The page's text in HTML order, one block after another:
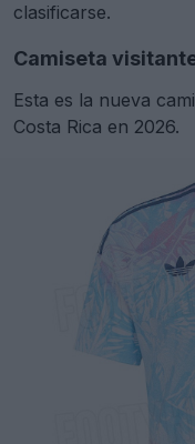
clasificarse.
Camiseta
Esta es la nueva
Costa Rica en 2026.